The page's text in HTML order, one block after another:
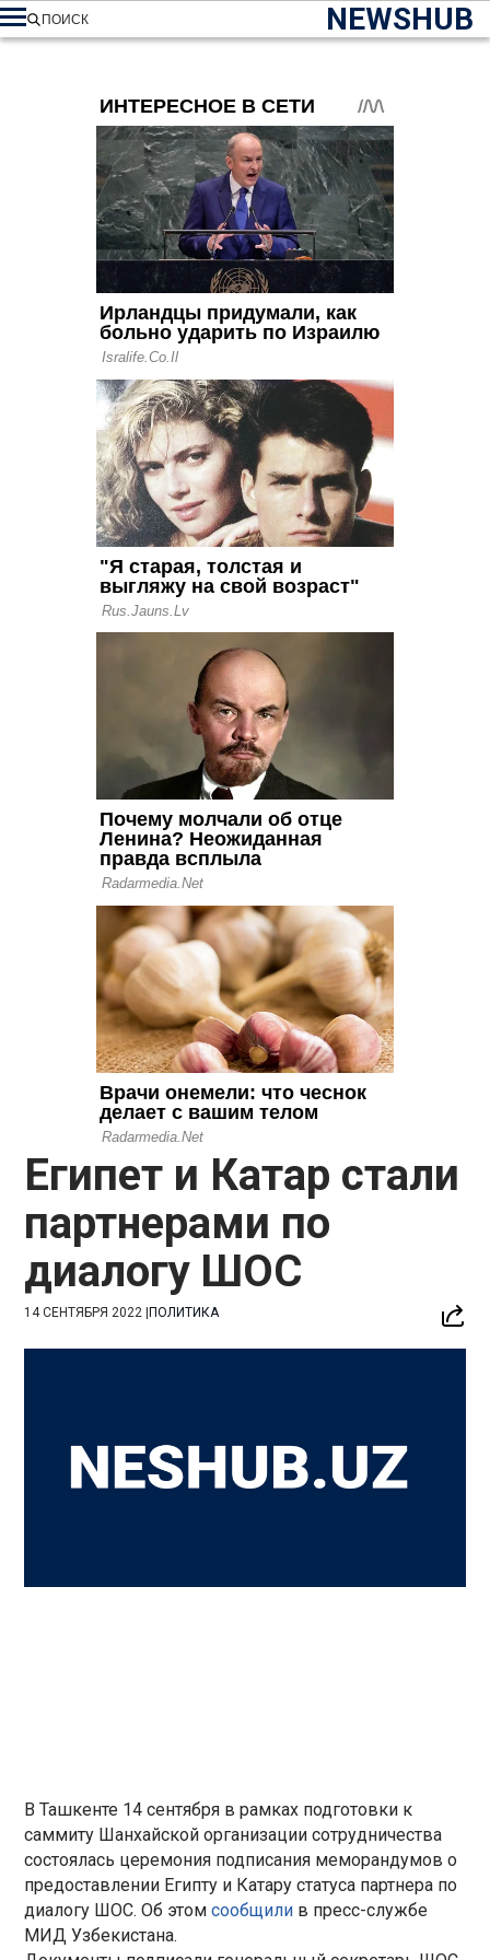
NEWSHUB
ПОИСК
Египет и Катар стали
партнерами по
диалогу ШОС
14 СЕНТЯБРЯ 2022 |ПОЛИТИКА
В Ташкенте 14 сентября в рамках подготовки к
саммиту Шанхайской организации сотрудничества
состоялась церемония подписания меморандумов о
предоставлении Египту и Катару статуса партнера по
диалогу ШОС. Об этомсообщили в пресс-службе
МИД Узбекистана.